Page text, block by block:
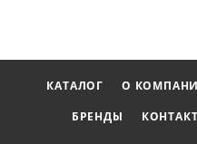
КАТАЛОГ О
БРЕНДЫ